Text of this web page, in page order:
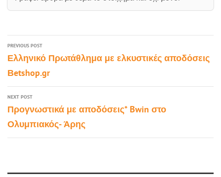
PREVIOUS POST
Ελληνικό Πρωτάθλημα με ελκυστικές αποδόσεις
Βetshop.gr
NEXT POST
Προγνωστικά με αποδόσεις* Bwin στο
Ολυμπιακός- Άρης